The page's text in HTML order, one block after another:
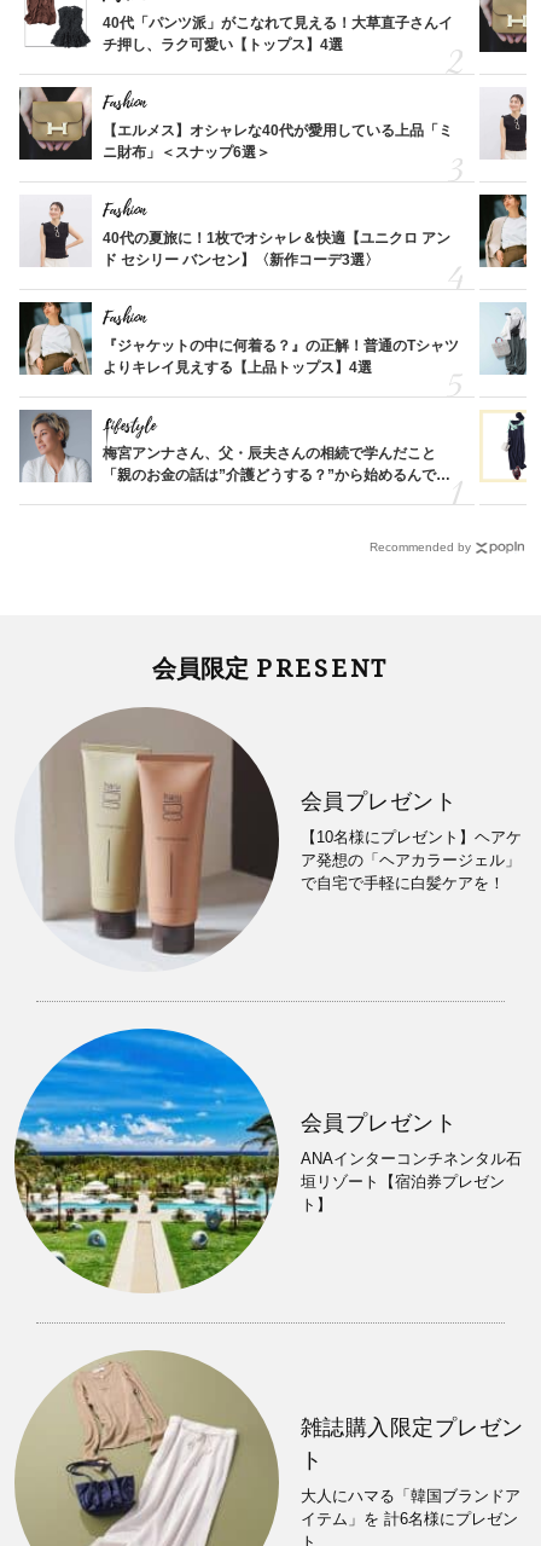
40代「パンツ派」がこなれて見える！大草直子さんイ
チ押し、ラク可愛い【トップス】4選
Fashion
【エルメス】オシャレな40代が愛用している上品「ミ
ニ財布」＜スナップ6選＞
Fashion
40代の夏旅に！1枚でオシャレ＆快適【ユニクロ アン
ド セシリー バンセン】〈新作コーデ3選〉
Fashion
『ジャケットの中に何着る？』の正解！普通のTシャツ
よりキレイ見えする【上品トップス】4選
Lifestyle
梅宮アンナさん、父・辰夫さんの相続で学んだこと
「親のお金の話は”介護どうする？”から始めるんで
Recommended by
会員限定 PRESENT
会員プレゼント
【10名様にプレゼント】ヘアケ
ア発想の「ヘアカラージェル」
で自宅で手軽に白髪ケアを！
会員プレゼント
ANAインターコンチネンタル石
垣リゾート【宿泊券プレゼン
ト】
雑誌購入限定プレゼン
ト
大人にハマる「韓国ブランドア
イテム」を 計6名様にプレゼン
ト